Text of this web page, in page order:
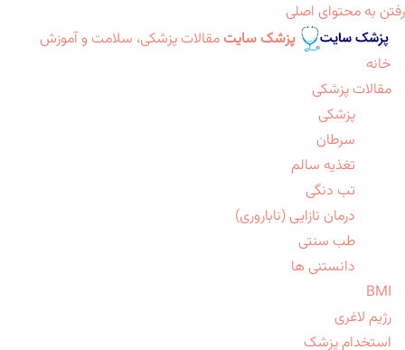
رفتن به محتوای اصلی
پزشک سایت مقالات پزشکی، سلامت و آموزش
خانه
مقالات پزشکی
پزشکی
سرطان
تغذیه سالم
تب دنگی
درمان نازایی (ناباروری)
طب سنتی
دانستنی ها
BMI
رژیم لاغری
استخدام پزشک